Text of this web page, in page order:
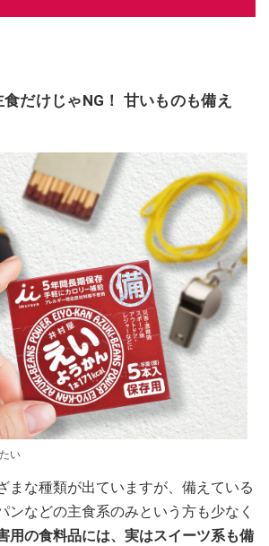
だけじゃNG！ 甘いものも備え
い
まな種類が出ていますが、備えている
ンなどの主食系のみという方も少なく
用の食料品には、実はスイーツ系も備